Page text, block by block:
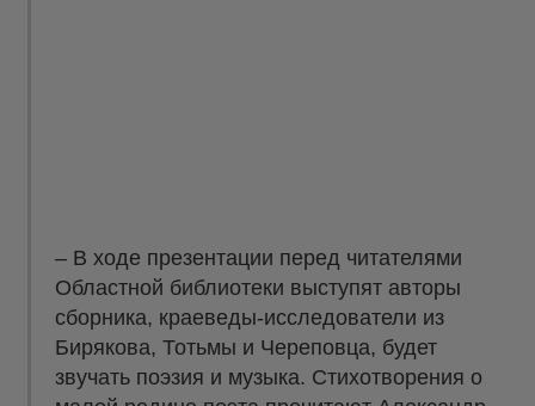
– В ходе презентации перед читателями
Областной библиотеки выступят авторы
сборника, краеведы-исследователи из
Бирякова, Тотьмы и Череповца, будет
звучать поэзия и музыка. Стихотворения о